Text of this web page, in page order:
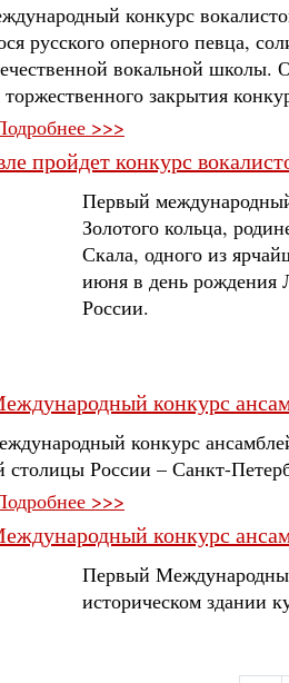
конкурс
русского оперного певца,
вокальной
закрытия
>>>
пройдет конкурс
Первый
Золотого кольца,
Скала, одного из
июня в день рождения
России.
конкурс
конкурс
столицы России – Санкт-
>>>
конкурс
Первый
историческом здании